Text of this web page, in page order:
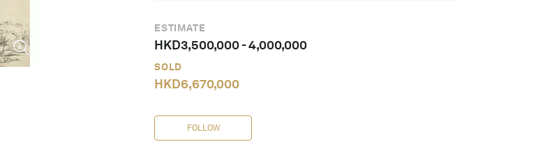
ESTIMATE
HKD3,500,000-4,000,000
SOLD
HKD6,670,000
FOLLOW